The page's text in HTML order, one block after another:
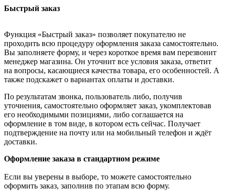
Быстрый заказ
Функция «Быстрый заказ» позволяет покупателю не
проходить всю процедуру оформления заказа самостоятельно.
Вы заполняете форму, и через короткое время вам перезвонит
менеджер магазина. Он уточнит все условия заказа, ответит
на вопросы, касающиеся качества товара, его особенностей. А
также подскажет о вариантах оплаты и доставки.
По результатам звонка, пользователь либо, получив
уточнения, самостоятельно оформляет заказ, укомплектовав
его необходимыми позициями, либо соглашается на
оформление в том виде, в котором есть сейчас. Получает
подтверждение на почту или на мобильный телефон и ждёт
доставки.
Оформление заказа в стандартном режиме
Если вы уверены в выборе, то можете самостоятельно
оформить заказ, заполнив по этапам всю форму.